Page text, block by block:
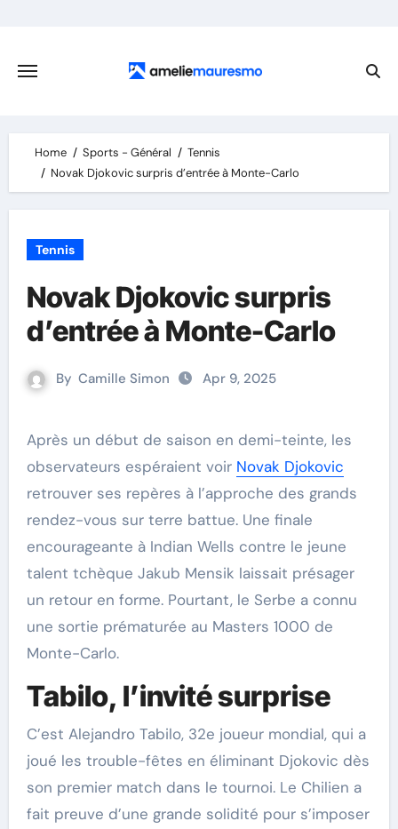
content
Home Sports - Général
Tennis
Novak Djokovic surpris d’entrée à Monte-Carlo
Tennis
Novak Djokovic surpris
d’entrée à Monte-Carlo
By Camille Simon Apr 9, 2025
Après un début de saison en demi-teinte, les
observateurs espéraient voir Novak Djokovic
retrouver ses repères à l’approche des grands
rendez-vous sur terre battue. Une finale
encourageante à Indian Wells contre le jeune
talent tchèque Jakub Mensik laissait présager
un retour en forme. Pourtant, le Serbe a connu
une sortie prématurée au Masters 1000 de
Monte-Carlo.
Tabilo, l’invité surprise
C’est Alejandro Tabilo, 32e joueur mondial, qui a
joué les trouble-fêtes en éliminant Djokovic dès
son premier match dans le tournoi. Le Chilien a
fait preuve d’une grande solidité pour s’imposer